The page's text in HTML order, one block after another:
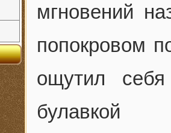
мгновений
попокровом
ощутил себя
булавкой